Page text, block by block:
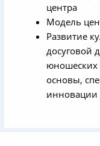
центра
Модель
Развитие
досуговой
юношеских
основы,
инновации